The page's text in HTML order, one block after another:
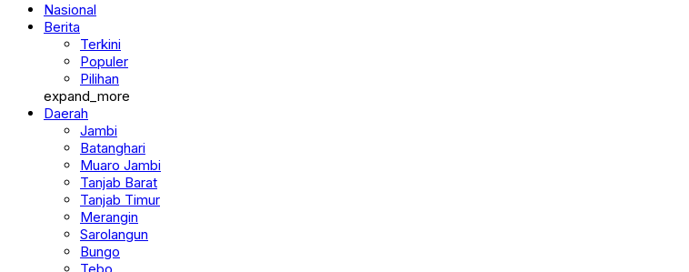
Nasional
Berita
Terkini
Populer
Pilihan
expand_more
Daerah
Jambi
Batanghari
Muaro Jambi
Tanjab Barat
Tanjab Timur
Merangin
Sarolangun
Bungo